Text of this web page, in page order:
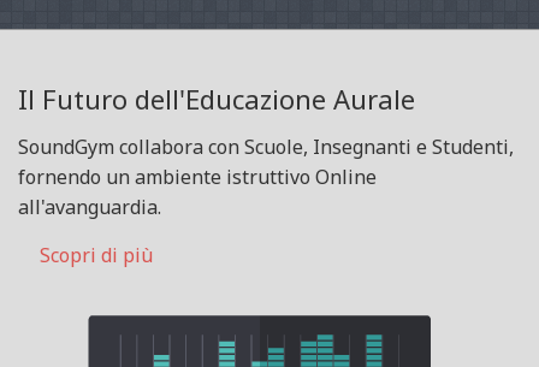
Il Futuro dell'Educazione Aurale
SoundGym collabora con Scuole, Insegnanti e Studenti,
fornendo un ambiente istruttivo Online
all'avanguardia.
Scopri di più